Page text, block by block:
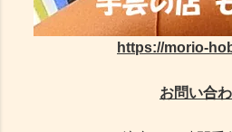
https://morio-
お問い合